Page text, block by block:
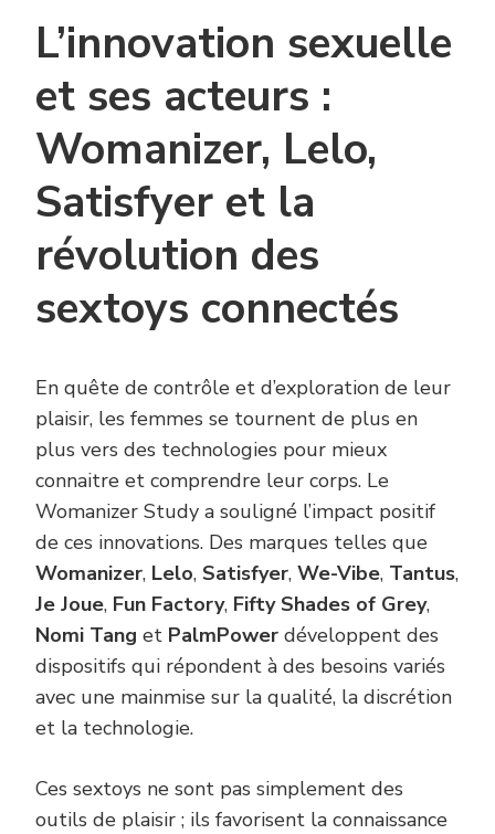
L’innovation sexuelle
et ses acteurs :
Womanizer, Lelo,
Satisfyer et la
révolution des
sextoys connectés
En quête de contrôle et d’exploration de leur
plaisir, les femmes se tournent de plus en
plus vers des technologies pour mieux
connaitre et comprendre leur corps. Le
Womanizer Study a souligné l’impact positif
de ces innovations. Des marques telles que
Womanizer, Lelo, Satisfyer, We-Vibe, Tantus,
Je Joue, Fun Factory, Fifty Shades of Grey,
Nomi Tang et PalmPower développent des
dispositifs qui répondent à des besoins variés
avec une mainmise sur la qualité, la discrétion
et la technologie.
Ces sextoys ne sont pas simplement des
outils de plaisir ; ils favorisent la connaissance